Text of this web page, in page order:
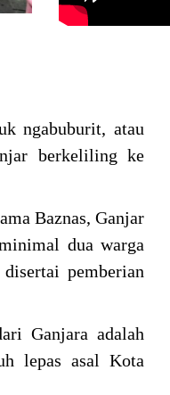
ngabuburit, atau
berkeliling ke
Baznas, Ganjar
dua warga
pemberian
Ganjara adalah
lepas asal Kota